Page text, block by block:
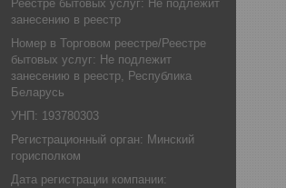
Реестре бытовых услуг: Не подлежит
занесению в реестр
Номер в Торговом реестре/Реестре
бытовых услуг: Не подлежит
занесению в реестр, Республика
Беларусь
УНП: 193780303
Регистрационный орган: Минский
горисполком
Дата регистрации компании: